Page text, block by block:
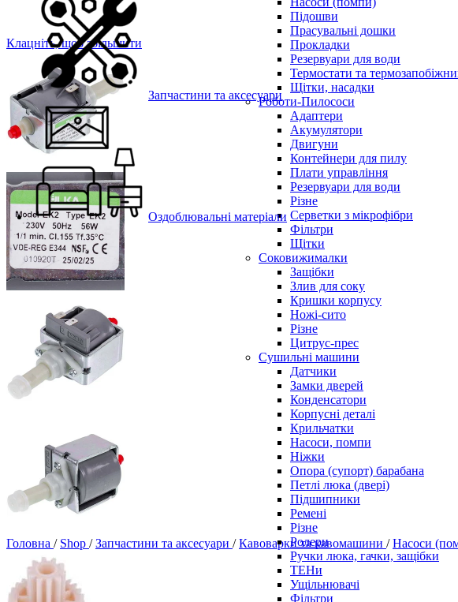
Підошви
Прасувальні дошки
Прокладки
Резервуари для води
Термостати та
Щітки, насадки
Роботи-Пилососи
Адаптери
Акумулятори
Двигуни
Контейнери для пилу
Плати управління
Резервуари для води
Різне
Серветки з мікрофібри
Фільтри
Щітки
Соковижималки
Защібки
Злив для соку
Кришки корпусу
Ножі-сито
Різне
Цитрус-прес
Сушильні машини
Датчики
Замки дверей
Конденсатори
Корпусні деталі
Крильчатки
Насоси, помпи
Ніжки
Опора (супорт) барабана
Петлі люка (двері)
Підшипники
Ремені
Різне
Ролери
Ручки люка, гачки, защібки
ТЕНи
Ущільнювачі
Фільтри
Запчастини та аксесуари
Оздоблювальні матеріали
Клацніть, щоб збільшити
Головна / Shop / Запчастини та аксесуари / Кавоварки та кавомашини / Насоси